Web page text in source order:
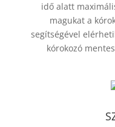
idő alatt
magukat a
segítségével
kórokozó